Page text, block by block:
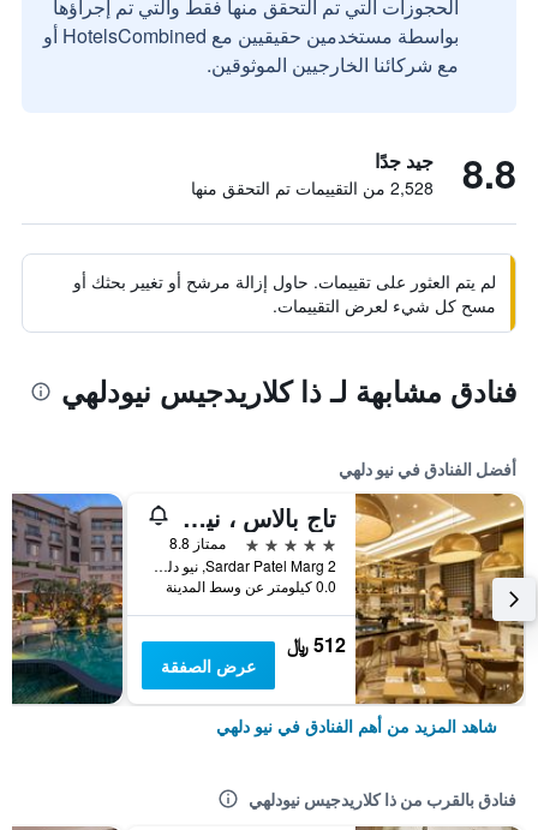
الحجوزات التي تم التحقق منها فقط والتي تم إجراؤها
بواسطة مستخدمين حقيقيين مع HotelsCombined أو
مع شركائنا الخارجيين الموثوقين.
8.8 جيد جدًا
2,528 من التقييمات تم التحقق منها
لم يتم العثور على تقييمات. حاول إزالة مرشح أو تغيير بحثك أو
مسح كل شيء لعرض التقييمات.
فنادق مشابهة لـ ذا كلاريدجيس نيودلهي
أفضل الفنادق في نيو دلهي
تاج بالاس ، نيودلهي
5 نجوم
ممتاز 8.8
2 Sardar Patel Marg, نيو دلهي, الهند
0.0 كيلومتر عن وسط المدينة
512 ﷼
عرض الصفقة
شاهد المزيد من أهم الفنادق في نيو دلهي
فنادق بالقرب من ذا كلاريدجيس نيودلهي